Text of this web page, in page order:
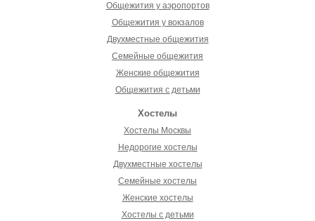
Общежития у аэропортов
Общежития у вокзалов
Двухместные общежития
Семейные общежития
Женские общежития
Общежития с детьми
Хостелы
Хостелы Москвы
Недорогие хостелы
Двухместные хостелы
Семейные хостелы
Женские хостелы
Хостелы с детьми